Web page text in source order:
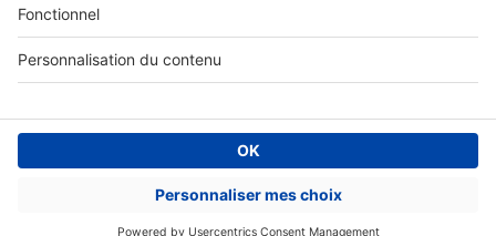
SeLoger © 1992 - 2023
Annonces Immobilières
Paramétrer mes cookies
Conditions Générales d'Utilisation
Fonctionnement de notre site